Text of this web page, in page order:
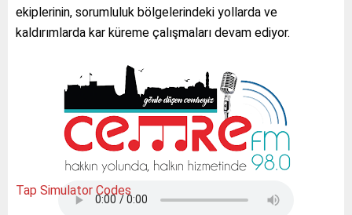
ekiplerinin, sorumluluk bölgelerindeki yollarda ve
kaldırımlarda kar küreme çalışmaları devam ediyor.
Tap Simulator Codes